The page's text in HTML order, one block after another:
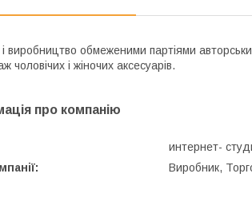
виробництво обмеженими партіями
чоловічих і жіночих аксесуарів.
про компанію
интернет-
Виробник,